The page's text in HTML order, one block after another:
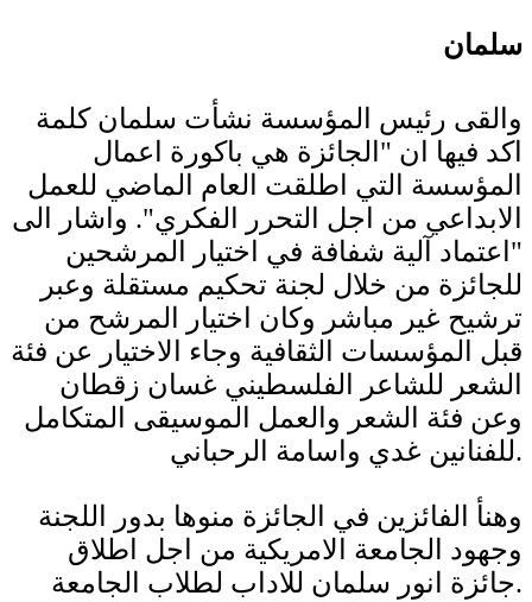
سلمان
والقى رئيس المؤسسة نشأت سلمان كلمة
اكد فيها ان "الجائزة هي باكورة اعمال
المؤسسة التي اطلقت العام الماضي للعمل
الابداعي من اجل التحرر الفكري". واشار الى
"اعتماد آلية شفافة في اختيار المرشحين
للجائزة من خلال لجنة تحكيم مستقلة وعبر
ترشيح غير مباشر وكان اختيار المرشح من
قبل المؤسسات الثقافية وجاء الاختيار عن فئة
الشعر للشاعر الفلسطيني غسان زقطان
وعن فئة الشعر والعمل الموسيقى المتكامل
للفنانين غدي واسامة الرحباني.
وهنأ الفائزين في الجائزة منوها بدور اللجنة
وجهود الجامعة الامريكية من اجل اطلاق
جائزة انور سلمان للاداب لطلاب الجامعة.